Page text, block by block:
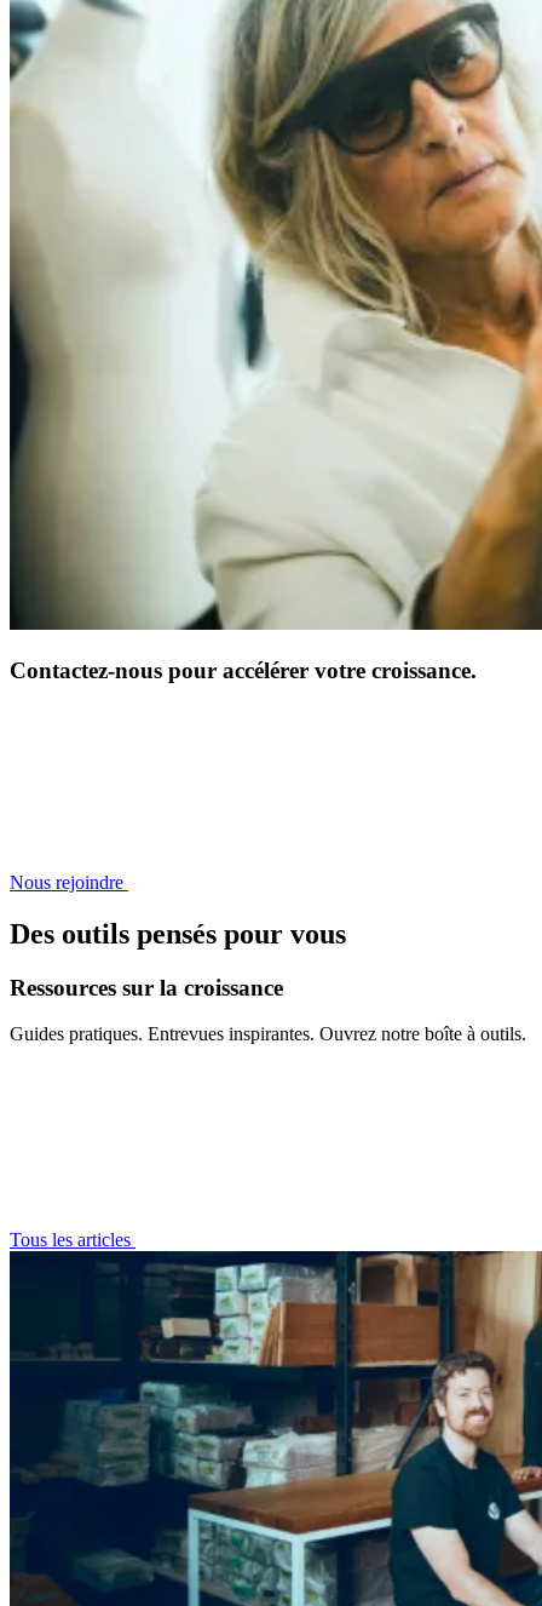
Contactez-nous pour accélérer votre croissance.
Nous rejoindre
Des outils pensés pour vous
Ressources sur la croissance
Guides pratiques. Entrevues inspirantes. Ouvrez notre boîte à outils.
Tous les articles